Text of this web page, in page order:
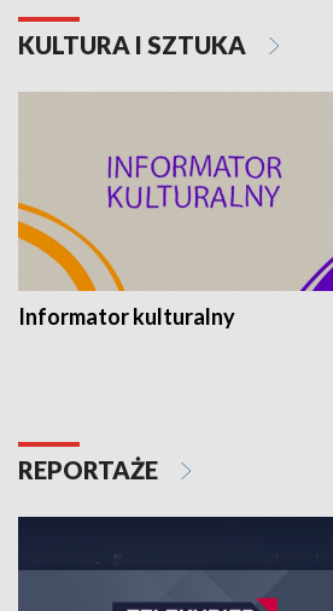
KULTURA I SZTUKA
Informator kulturalny
REPORTAŻE